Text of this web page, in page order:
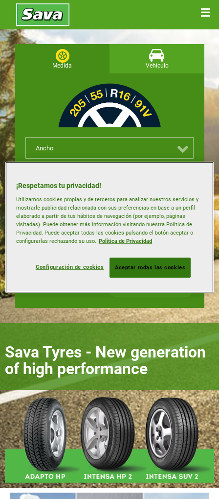
Medida Vehículo
Ancho
Llanta
Índice de Carga
Sava Tyres - New generation
of high performance
¡Respetamos tu privacidad!
Utilizamos cookies propias y de terceros para analizar nuestros servicios y
mostrarle publicidad relacionada con sus preferencias en base a un perfil
elaborado a partir de tus hábitos de navegación (por ejemplo, páginas
visitadas). Puede obtener más información visitando nuestra Política de
Privacidad. Puede aceptar todas las cookies pulsando el botón aceptar o
configurarlas rechazando su uso. Política de Privacidad
Configuración de cookies Aceptar todas las cookies